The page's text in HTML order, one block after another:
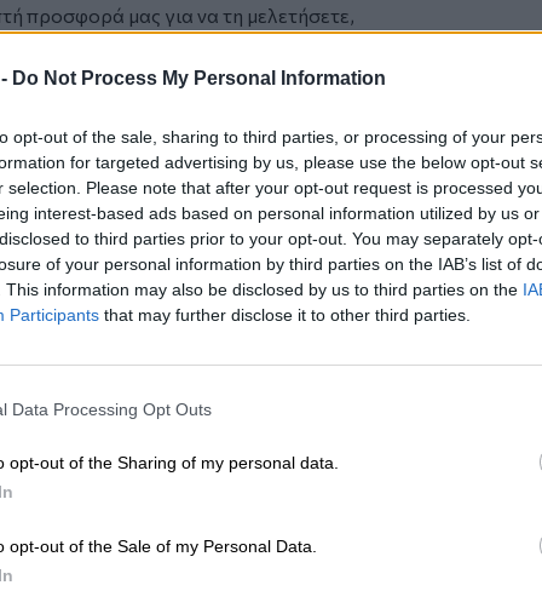
Do Not Process My Personal Information
opt-out of the sale, sharing to third parties, or processing of your
for targeted advertising by us, please use the below opt-out
selection. Please note that after your opt-out request is processed
interest-based ads based on personal information utilized by us
to third parties prior to your opt-out. You may separately
of your personal information by third parties on the IAB’s list of
This information may also be disclosed by us to third parties on the
Participants that may further disclose it to other third parties.
Data Processing Opt Outs
opt-out of the Sharing of my personal data.
opt-out of the Sale of my Personal Data.
προσφορά μας για να τη μελετήσετε,
ερωτήματα,
με τον καλύτερο δυνατό τρόπο,
nextdeal.grως
ενημέρωσης στο Google
ροή